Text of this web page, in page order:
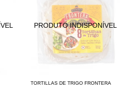
TORTILLAS DE TRIGO FRONTERA